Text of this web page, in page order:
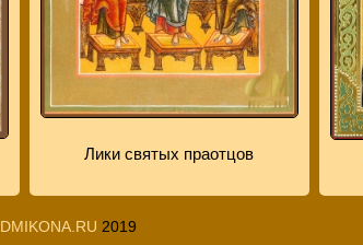
Лики святых праотцов
DMIKONA.RU 2019